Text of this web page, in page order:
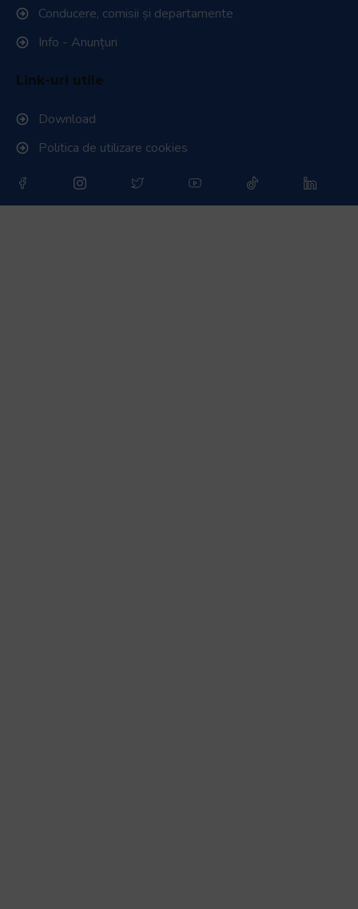
Conducere, comisii și departamente
Info - Anunțuri
Link-uri utile
Download
Politica de utilizare cookies